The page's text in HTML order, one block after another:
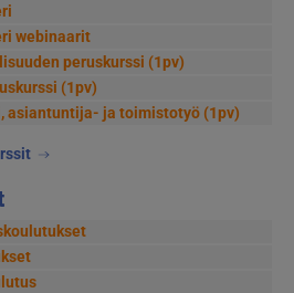
webinaarit
peruskurssi (1pv)
(1pv)
asiantuntija- ja toimistotyö (1pv)